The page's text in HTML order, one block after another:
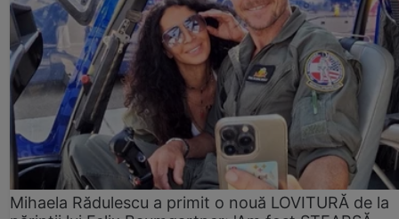
Mihaela Rădulescu a primit o nouă LOVITURĂ de la